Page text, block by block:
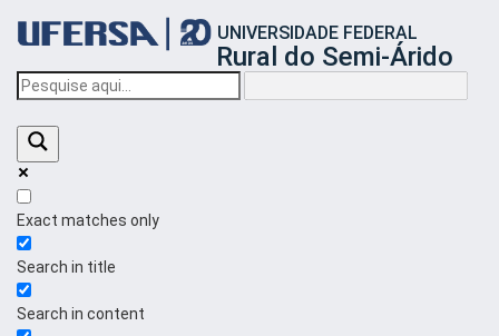
portal
UFERSA
UNIVERSIDADE FEDERAL
Rural do Semi-Árido
Exact matches only
Search in title
Search in content